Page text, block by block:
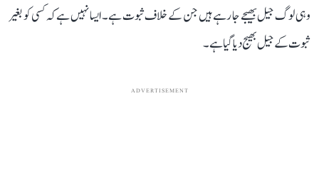
وہی لوگ جیل بھیجے جا رہے ہیں جن کے خلاف ثبوت ہے۔ ایسا نہیں ہے کہ کسی کو بغیر
ثبوت کے جیل بھیج دیا گیا ہے۔
ADVERTISEMENT